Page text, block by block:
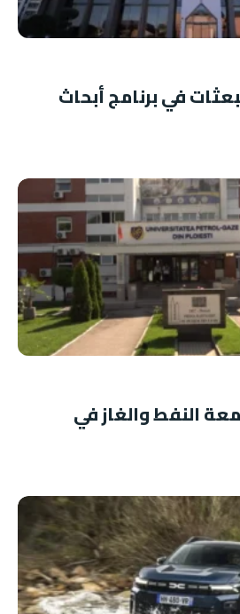
في برنامج أبحاث
النفط والغاز في